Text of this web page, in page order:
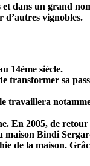
dans un grand
d’autres vignobles.
14ème siècle.
transformer sa
travaillera
En 2005, de
maison Bindi
de la maison.